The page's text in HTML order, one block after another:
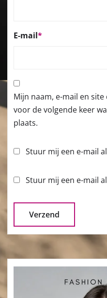
E-mail*
Mijn naam, e-mail en
voor de volgende keer
plaats.
Stuur mij een e-mail
Stuur mij een e-mail